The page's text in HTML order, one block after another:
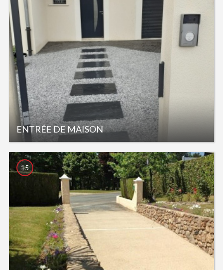
ENTRÉE DE MAISON
15